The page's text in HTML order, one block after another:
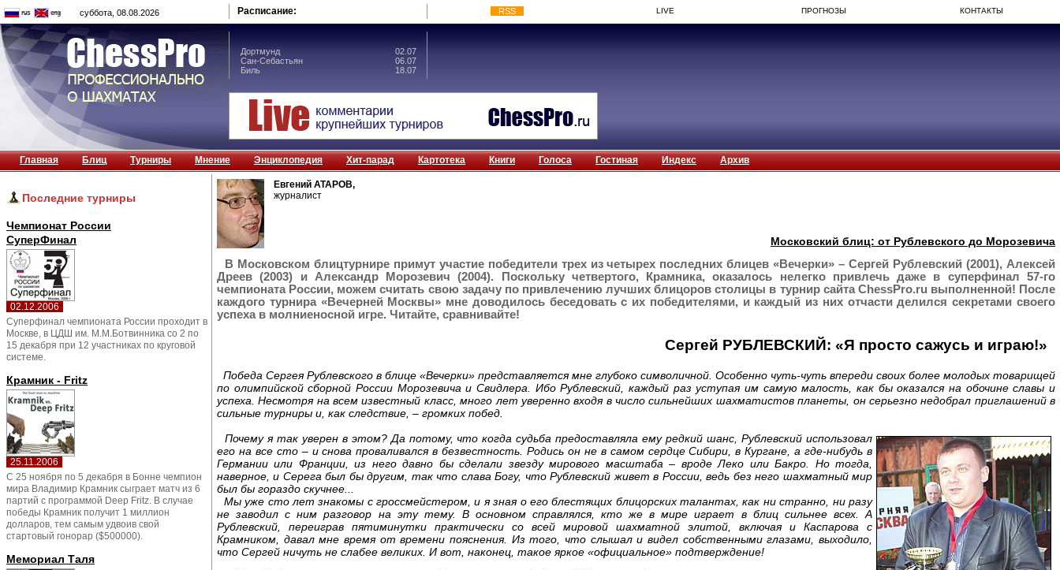
суббота, 08.08.2026 Расписание: RSS LIVE ПРОГНОЗЫ КОНТАКТЫ
Дортмунд
02.07
Сан-Себастьян
06.07
Биль
18.07
Главная Блиц Турниры Мнение Энциклопедия Хит-парад Картотека Книги Голоса Гостиная Индекс Архив
Последние турниры
Чемпионат России
СуперФинал
02.12.2006
Суперфинал чемпионата России проходит в
Москве, в ЦДШ им. М.М.Ботвинника со 2 по
15 декабря при 12 участниках по круговой
системе.
Крамник - Fritz
25.11.2006
С 25 ноября по 5 декабря в Бонне чемпион
мира Владимир Крамник сыграет матч из 6
партий с программой Deep Fritz. В случае
победы Крамник получит 1 миллион
долларов, тем самым удвоив свой
стартовый гонорар ($500000).
Мемориал Таля
Евгений АТАРОВ,
журналист
Московский блиц: от Рублевского до Морозевича
В Московском блицтурнире примут участие победители трех из четырех последних блицев «Вечерки» – Сергей Рублевский (2001), Алексей
Дреев (2003) и Александр Морозевич (2004). Поскольку четвертого, Крамника, оказалось нелегко привлечь даже в суперфинал 57-го
чемпионата России, можем считать свою задачу по привлечению лучших блицоров столицы в турнир сайта ChessPro.ru выполненной! После
каждого турнира «Вечерней Москвы» мне доводилось беседовать с их победителями, и каждый из них отчасти делился секретами своего
успеха в молниеносной игре. Читайте, сравнивайте!
Сергей РУБЛЕВСКИЙ: «Я просто сажусь и играю!»
Победа Сергея Рублевского в блице «Вечерки» представляется мне глубоко символичной. Особенно чуть-чуть впереди своих более молодых товарищей
по олимпийской сборной России Морозевича и Свидлера. Ибо Рублевский, каждый раз уступая им самую малость, как бы оказался на обочине славы и
успеха. Несмотря на всем известный класс, много лет уверенно входя в число сильнейших шахматистов планеты, он серьезно недобрал приглашений в
сильные турниры и, как следствие, – громких побед.
Почему я так уверен в этом? Да потому, что когда судьба предоставляла ему редкий шанс, Рублевский использовал
его на все сто – и снова проваливался в безвестность. Родись он не в самом сердце Сибири, в Кургане, а где-нибудь в
Германии или Франции, из него давно бы сделали звезду мирового масштаба – вроде Леко или Бакро. Но тогда,
наверное, и Серега был бы другим, так что слава Богу, что Рублевский живет в России, ведь без него шахматный мир
был бы гораздо скучнее...
Мы уже сто лет знакомы с гроссмейстером, и я зная о его блестящих блицорских талантах, как ни странно, ни разу
не заводил с ним разговор на эту тему. В основном справлялся, кто же в мире играет в блиц сильнее всех. А
Рублевский, переиграв пятиминутки практически со всей мировой шахматной элитой, включая и Каспарова с
Крамником, давал мне время от времени пояснения. Из того, что слышал и видел собственными глазами, выходило,
что Сергей ничуть не слабее великих. И вот, наконец, такое яркое «официальное» подтверждение!